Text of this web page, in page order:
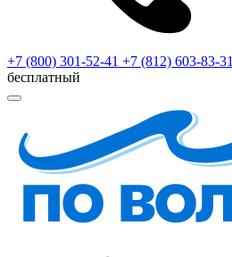
+7 (800) 301-52-41 +7 (812) 603-83-31
бесплатный